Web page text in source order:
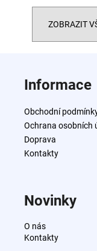
ZOBRAZIT
Informace
Obchodní
Ochrana osobních
Doprava
Kontakty
Novinky
O nás
Kontakty